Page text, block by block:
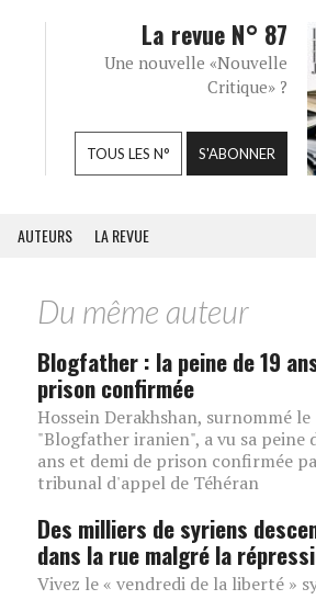
La revue N° 87
Une nouvelle «Nouvelle
Critique» ?
TOUS LES N° S'ABONNER
AUTEURS LA REVUE
Du même auteur
Blogfather : la peine de 19
prison confirmée
Hossein Derakhshan, surnommé le
"Blogfather iranien", a vu sa peine
ans et demi de prison confirmée
tribunal d'appel de Téhéran
Des milliers de syriens
dans la rue malgré la
Vivez le « vendredi de la liberté »